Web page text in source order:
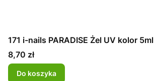
171 i-nails PARADISE Żel UV kolor 5ml
Cena
8,70 zł
Do koszyka